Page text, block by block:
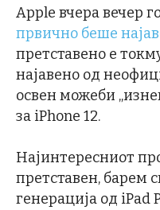
Apple вчера вечер
првично беше
претставено е
најавено од
освен можеби
за iPhone 12.
Најинтересниот
претставен, барем
генерација од iPad